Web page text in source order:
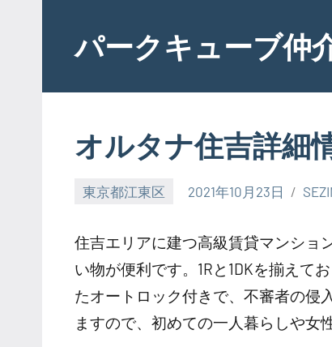
contentパークキューブ仲
オルタナ住吉詳細
東京都江東区 2021年10月23日
住吉エリアに建つ高級賃貸マンショ
い物が便利です。1Rと1DKを揃えて
たオートロック付きで、不審者の侵
ますので、初めての一人暮らしや女